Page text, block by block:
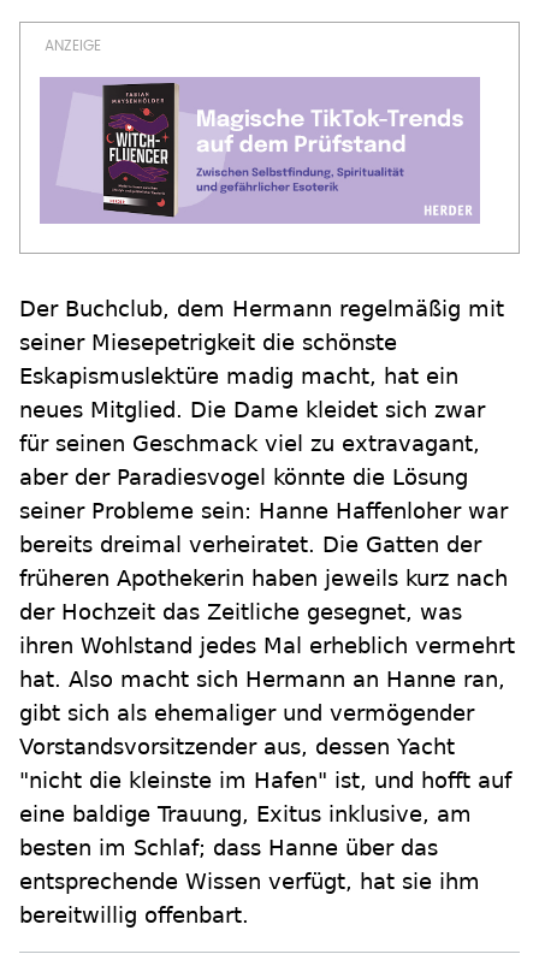
Der Buchclub, dem Hermann regelmäßig mit
seiner Miesepetrigkeit die schönste
Eskapismuslektüre madig macht, hat ein
neues Mitglied. Die Dame kleidet sich zwar
für seinen Geschmack viel zu extravagant,
aber der Paradiesvogel könnte die Lösung
seiner Probleme sein: Hanne Haffenloher war
bereits dreimal verheiratet. Die Gatten der
früheren Apothekerin haben jeweils kurz nach
der Hochzeit das Zeitliche gesegnet, was
ihren Wohlstand jedes Mal erheblich vermehrt
hat. Also macht sich Hermann an Hanne ran,
gibt sich als ehemaliger und vermögender
Vorstandsvorsitzender aus, dessen Yacht
"nicht die kleinste im Hafen" ist, und hofft auf
eine baldige Trauung, Exitus inklusive, am
besten im Schlaf; dass Hanne über das
entsprechende Wissen verfügt, hat sie ihm
bereitwillig offenbart.